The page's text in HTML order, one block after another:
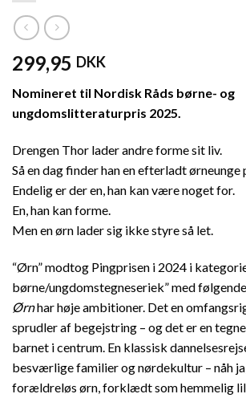
299,95 DKK
Nomineret til Nordisk Råds børne- og
ungdomslitteraturpris 2025.
Drengen Thor lader andre forme sit liv.
Så en dag finder han en efterladt ørneunge
Endelig er der en, han kan være noget for.
En, han kan forme.
Men en ørn lader sig ikke styre så let.
“Ørn” modtog Pingprisen i 2024 i
børne/ungdomstegneseriek” med
Ørnhar høje ambitioner. Det en
sprudler af begejstring – og det er en
barnet i centrum. En klassisk
besværlige familier og nørdekultur – nåh
forældreløs ørn, forklædt som hemmelig